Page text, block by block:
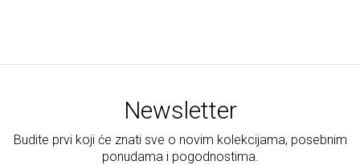
Newsletter
Budite prvi koji će znati sve o novim kolekcijama, posebnim
ponudama i pogodnostima.